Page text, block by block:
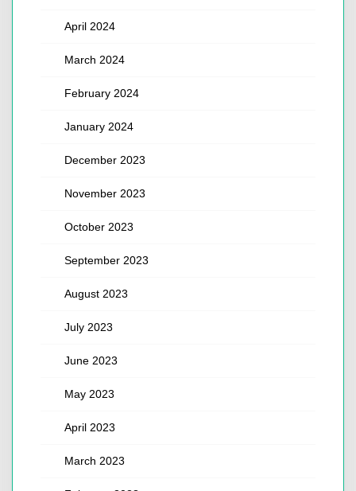
April 2024
March 2024
February 2024
January 2024
December 2023
November 2023
October 2023
September 2023
August 2023
July 2023
June 2023
May 2023
April 2023
March 2023